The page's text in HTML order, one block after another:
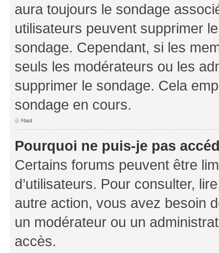
aura toujours le sondage
utilisateurs peuvent supprimer
sondage. Cependant, si les
seuls les modérateurs ou les
supprimer le sondage. Cela
sondage en cours.
Haut
Pourquoi ne puis-je pas
Certains forums peuvent être
d’utilisateurs. Pour consulter,
autre action, vous avez besoin
un modérateur ou un
accès.